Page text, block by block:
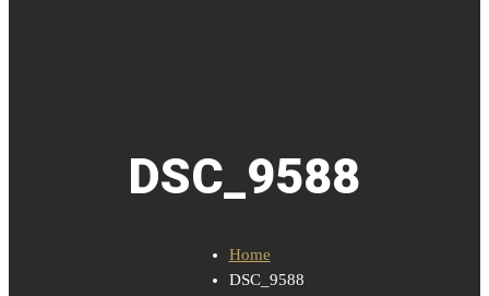
DSC_9588
Home
DSC_9588